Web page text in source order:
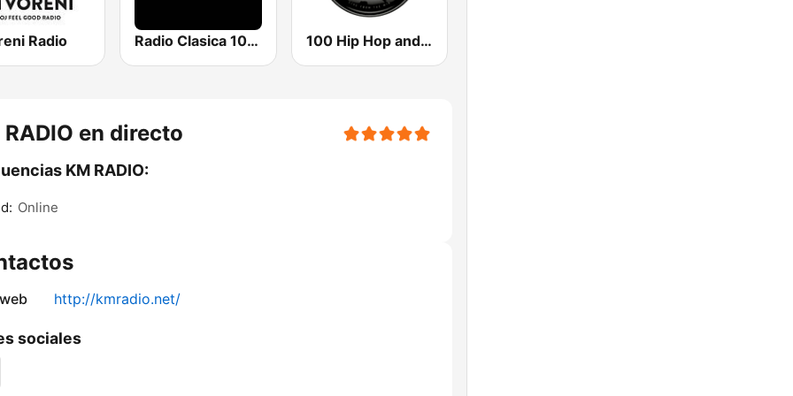
Radio Radio Clasica 103.3 FM 100 Hip Hop and RNB FM
RADIO en directo
KM RADIO:
Online
http://kmradio.net/
sociales